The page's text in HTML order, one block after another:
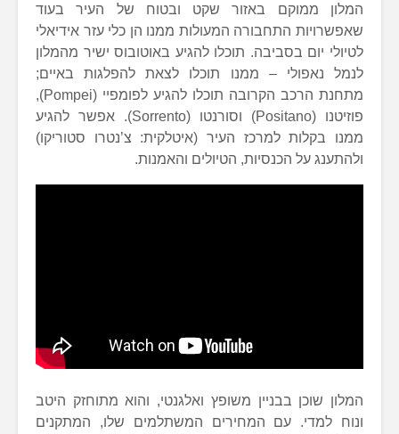
המלון ממוקם באזור שקט ובטוח של העיר בעוד
שאפשרויות התחבורה המעולות ממנו הן כלי עזר אידיאלי
לטיולי יום בסביבה. תוכלו להגיע באוטובוס ישיר מהמלון
לנמל נאפולי – ממנו תוכלו לצאת להפלגות באיים;
מתחנת הרכב הקרובה תוכלו להגיע לפומפיי (Pompei),
פוזיטנו (Positano) וסורנטו (Sorrento). אפשר להגיע
ממנו בקלות למרכז העיר (איטלקית: צ’נטרו סטוריקו)
ולהתענג על הכנסיות, הטיולים והאמנות.
המלון שוכן בבניין משופץ ואלגנטי, והוא מתוחזק היטב
ונוח למדי. עם המחירים המשתלמים שלו, המתקנים